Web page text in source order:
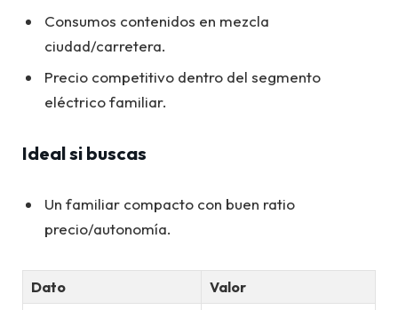
Consumos contenidos en mezcla
ciudad/carretera.
Precio competitivo dentro del segmento
eléctrico familiar.
Ideal si buscas
Un familiar compacto con buen ratio
precio/autonomía.
Dato
Valor